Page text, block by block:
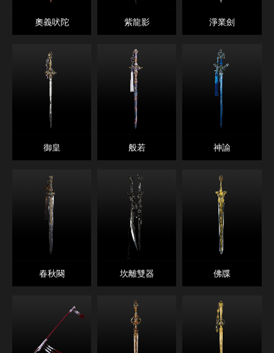
奧義吠陀 紫龍影 淨業劍
御皇 般若 神諭
春秋闋 坎離雙器 佛牒